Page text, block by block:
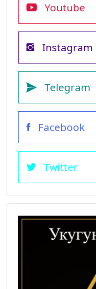
Youtube
Instagram
Telegram
Facebook
Twitter